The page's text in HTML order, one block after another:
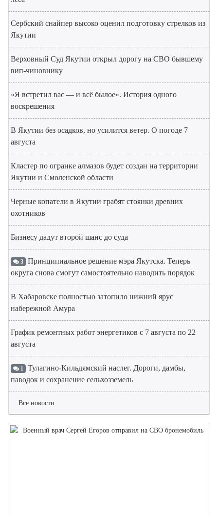
Сербский снайпер высоко оценил подготовку стрелков из
Якутии
Верховный Суд Якутии открыл дорогу на СВО бывшему
вип-чиновнику
«Я встретил вас — и всё былое». История одного
воскрешения
В Якутии без осадков, но усилится ветер. О погоде 7
августа
Кластер по огранке алмазов будет создан на территории
Якутии и Смоленской области
Черные копатели в Якутии грабят стоянки древних
охотников
Бизнесу дадут второй шанс до суда
3 Принципиальное решение мэра Якутска. Теперь
округа снова смогут самостоятельно наводить порядок
В Хабаровске полностью затопило нижний ярус
набережной Амура
График ремонтных работ энергетиков с 7 августа по 22
августа
1 Тулагино-Кильдямский наслег. Дороги, дамбы,
паводок и сохранение сельхозземель
Все новости